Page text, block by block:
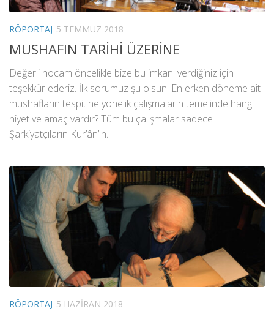
RÖPORTAJ 5 TEMMUZ 2018
MUSHAFIN TARİHİ ÜZERİNE
Değerli hocam öncelikle bize bu imkanı verdiğiniz için
teşekkür ederiz. İlk sorumuz şu olsun. En erken döneme ait
mushafların tespitine yönelik çalışmaların temelinde hangi
niyet ve amaç vardır? Tüm bu çalışmalar sadece
Şarkiyatçıların Kur’ân’ın...
RÖPORTAJ 5 HAZIRAN 2018